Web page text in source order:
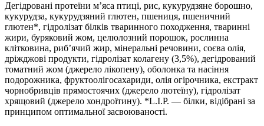
Дегідровані протеїни м’яса птиці, рис, кукурудзяне борошно,
кукурудза, кукурудзяний глютен, пшениця, пшеничний
глютен*, гідролізат білків тваринного походження, тваринні
жири, буряковий жом, целюлозний порошок, рослинна
клітковина, риб’ячий жир, мінеральні речовини, соєва олія,
дріжджові продукти, гідролізат колагену (3,5%), дегідрований
томатний жом (джерело лікопену), оболонка та насіння
подорожника, фруктоолiгосахариди, олія огірочника, екстракт
чорнобривців прямостоячих (джерело лютеїну), гідролізат
хрящовий (джерело хондроїтину). *L.I.P. — білки, відібрані за
принципом оптимальної засвоюваності.